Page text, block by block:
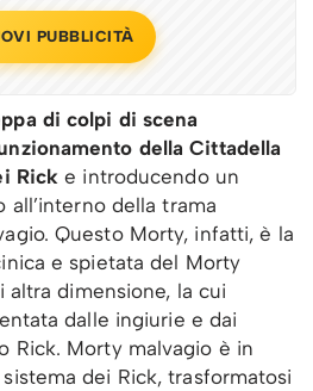
PUBBLICITÀ
di colpi di scena
della Cittadella
Ricke introducendo un
della trama
Questo Morty, infatti, è la
e spietata del Morty
altra dimensione, la cui
dalle ingiurie e dai
Rick. Morty malvagio è in
dei Rick, trasformatosi